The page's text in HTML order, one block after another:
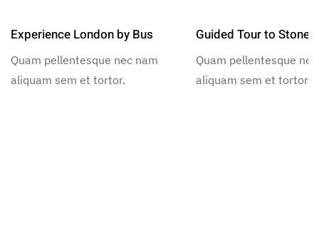
Experience London by Bus
Quam pellentesque nec nam
aliquam sem et tortor.
Guided Tour to
Quam pellentesque
aliquam sem et tortor.